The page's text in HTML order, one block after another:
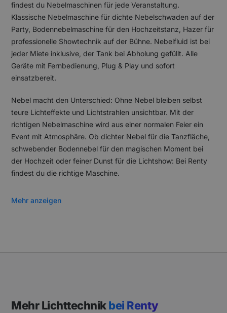
findest du Nebelmaschinen für jede Veranstaltung.
Klassische Nebelmaschine für dichte Nebelschwaden auf der
Party, Bodennebelmaschine für den Hochzeitstanz, Hazer für
professionelle Showtechnik auf der Bühne. Nebelfluid ist bei
jeder Miete inklusive, der Tank bei Abholung gefüllt. Alle
Geräte mit Fernbedienung, Plug & Play und sofort
einsatzbereit.
Nebel macht den Unterschied: Ohne Nebel bleiben selbst
teure Lichteffekte und Lichtstrahlen unsichtbar. Mit der
richtigen Nebelmaschine wird aus einer normalen Feier ein
Event mit Atmosphäre. Ob dichter Nebel für die Tanzfläche,
schwebender Bodennebel für den magischen Moment bei
der Hochzeit oder feiner Dunst für die Lichtshow: Bei Renty
findest du die richtige Maschine.
Mehr anzeigen
Mehr Lichttechnikbei Renty